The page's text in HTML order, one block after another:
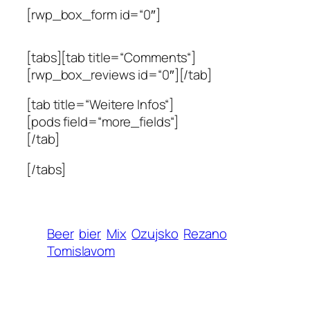
[rwp_box_form id=“0″]
[tabs][tab title=“Comments“]
[rwp_box_reviews id=“0″][/tab]
[tab title=“Weitere Infos“]
[pods field=“more_fields“]
[/tab]
[/tabs]
Beer bier Mix Ozujsko Rezano
Tomislavom